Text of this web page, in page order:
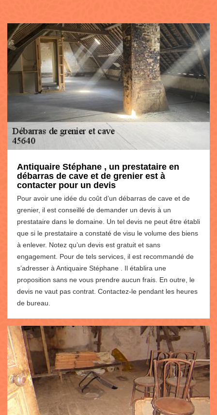
Antiquaire Stéphane , un prestataire en
débarras de cave et de grenier est à
contacter pour un devis
Pour avoir une idée du coût d’un débarras de cave et de
grenier, il est conseillé de demander un devis à un
prestataire dans le domaine. Un tel devis ne peut être établi
que si le prestataire a constaté de visu le volume des biens
à enlever. Notez qu’un devis est gratuit et sans
engagement. Pour de tels services, il est recommandé de
s’adresser à Antiquaire Stéphane . Il établira une
proposition sans ne vous prendre aucun frais. En outre, le
devis ne vaut pas contrat. Contactez-le pendant les heures
de bureau.